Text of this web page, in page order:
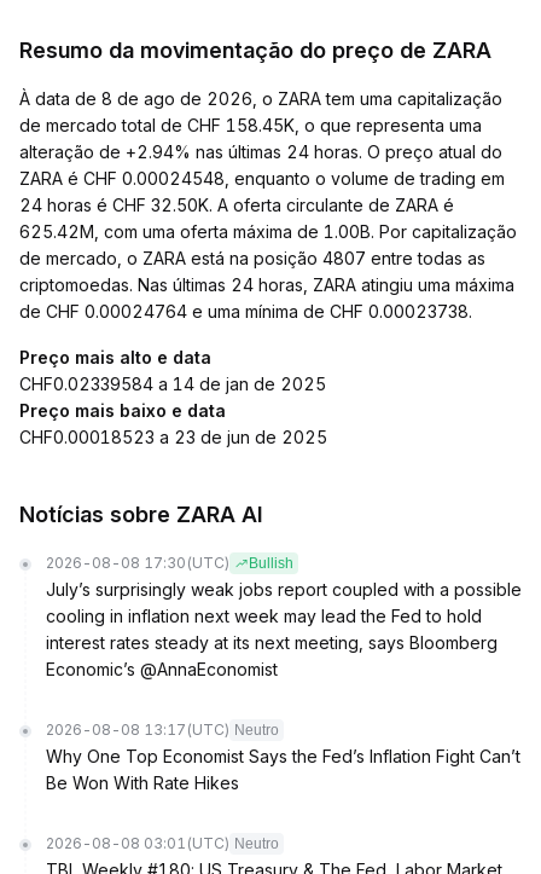
Resumo da movimentação do preço de ZARA
À data de 8 de ago de 2026, o ZARA tem uma capitalização
de mercado total de CHF 158.45K, o que representa uma
alteração de +2.94% nas últimas 24 horas. O preço atual do
ZARA é CHF 0.00024548, enquanto o volume de trading em
24 horas é CHF 32.50K. A oferta circulante de ZARA é
625.42M, com uma oferta máxima de 1.00B. Por capitalização
de mercado, o ZARA está na posição 4807 entre todas as
criptomoedas. Nas últimas 24 horas, ZARA atingiu uma máxima
de CHF 0.00024764 e uma mínima de CHF 0.00023738.
Preço mais alto e data
CHF0.02339584 a 14 de jan de 2025
Preço mais baixo e data
CHF0.00018523 a 23 de jun de 2025
Notícias sobre ZARA AI
2026-08-08 17:30 (UTC) Bullish
July’s surprisingly weak jobs report coupled with a possible
cooling in inflation next week may lead the Fed to hold
interest rates steady at its next meeting, says Bloomberg
Economic’s @AnnaEconomist
2026-08-08 13:17 (UTC) Neutro
Why One Top Economist Says the Fed’s Inflation Fight Can’t
Be Won With Rate Hikes
2026-08-08 03:01 (UTC) Neutro
TBL Weekly #180: US Treasury & The Fed, Labor Market,